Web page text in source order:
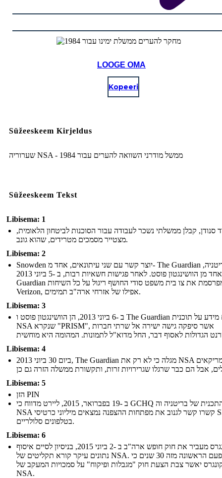
LOOGE OMA
Kopeeri
Süžeeskeem Kirjeldus
שערוריה NSA - ממשל מודרני השוואה להערים עבור 1984
Süžeeskeem Tekst
Libisema: 1
סנודן, קבלן ממשלתי נשכר לעבודה עבור הסוכנות לביטחון הלאומית,
מצטייר מסמכים מטרידים, שהוא גונב.
Libisema: 2
Snowden יוצר קשר עם שני עיתונאים, אחד מ- The Guardian בבריטניה,
ואחד מן הוושינגטון פוסט. לאחר פגישות חשאיות רבות, ב -5 ביוני 2013, The
Guardian מפרסמת את צו בית משפט סודי החושף ריגול על כל השיחות
Verizon, אפילו של אזרחי ארה"ב תמימים.
Libisema: 3
ב -6 ביוני 2013, הן הוושינגטון פוסט ו The Guardian לפרסם מידע על תוכנית
NSA שנקרא "PRISM", אשר סיפקה גישה ישירה אל שרתי חברות
Libisema: 4
ביום 30 ביוני 2013, The Guardian מגלה כי לא רק את NSA רגל אמריקאים
Libisema: 5
הזן PIN
ב -19 בפברואר, 2015, ליירט מדווח כי GCHQ התכנית של בריטניה וה-
NSA קשרו קשר לגנוב את מפתחות ההצפנה נמצאים מיליוני כרטיסי SIM
בטלפונים סלולריים.
Libisema: 6
הקונגרס מעביר את חוק חופש ארה"ב ב -2 ביוני 2015, בניסיון לסיים איסוף
נתונים עיקר קורא תקליטים של NSA. זו הפעם הראשונה מזה 30 שנים כי
יאשר צבת הצעת חוק "מגבלות ופיקוח" על סמכויות המעקב של
NSA.